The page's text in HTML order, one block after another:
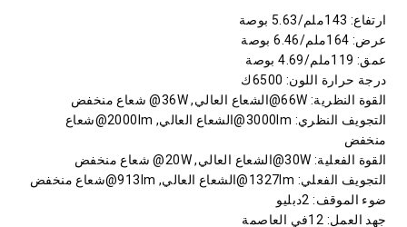
ارتفاع: 143ملم/5.63 بوصة
عرض: 164ملم/6.46 بوصة
عمق: 119ملم/4.69 بوصة
درجة حرارة اللون: 6500ك
القوة النظرية: 66W@الشعاع العالي, 36W@ شعاع منخفض
التجويف النظري
: 3000lm@الشعاع العالي, 2000lm@شعاع
منخفض
القوة الفعلية: 30W@الشعاع العالي, 20W@ شعاع منخفض
التجويف الفعلي: 1327lm@الشعاع العالي, 913lm@شعاع منخفض
ضوء الموقف: 2دبليو
جهد العمل: 12في العاصمة